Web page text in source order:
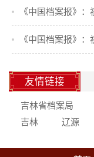
友情链接
吉林省档案局
吉林
辽源